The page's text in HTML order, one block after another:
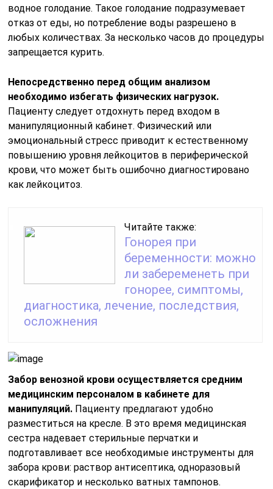
водное голодание. Такое голодание подразумевает
отказ от еды, но потребление воды разрешено в
любых количествах. За несколько часов до процедуры
запрещается курить.
Непосредственно перед общим анализом
необходимо избегать физических нагрузок.
Пациенту следует отдохнуть перед входом в
манипуляционный кабинет. Физический или
эмоциональный стресс приводит к естественному
повышению уровня лейкоцитов в периферической
крови, что может быть ошибочно диагностировано
как лейкоцитоз.
Читайте также:
Гонорея при
беременности: можно
ли забеременеть при
гонорее, симптомы,
диагностика, лечение, последствия,
осложнения
Забор венозной крови осуществляется средним
медицинским персоналом в кабинете для
манипуляций. Пациенту предлагают удобно
разместиться на кресле. В это время медицинская
сестра надевает стерильные перчатки и
подготавливает все необходимые инструменты для
забора крови: раствор антисептика, одноразовый
скарификатор и несколько ватных тампонов.